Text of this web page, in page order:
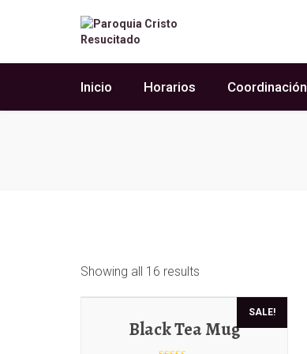
Inicio Horarios Coordinación
Showing all 16 results
SALE!
Black Tea Mug